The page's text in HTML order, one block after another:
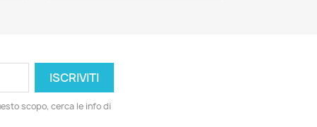
scopo, cerca le info di